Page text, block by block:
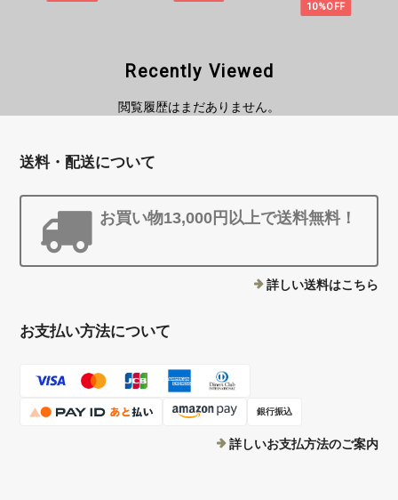
Recently Viewed
閲覧履歴はまだありません。
送料・配送について
お買い物13,000円以上で送料無料！
詳しい送料はこちら
お支払い方法について
銀行振込
詳しいお支払方法のご案内